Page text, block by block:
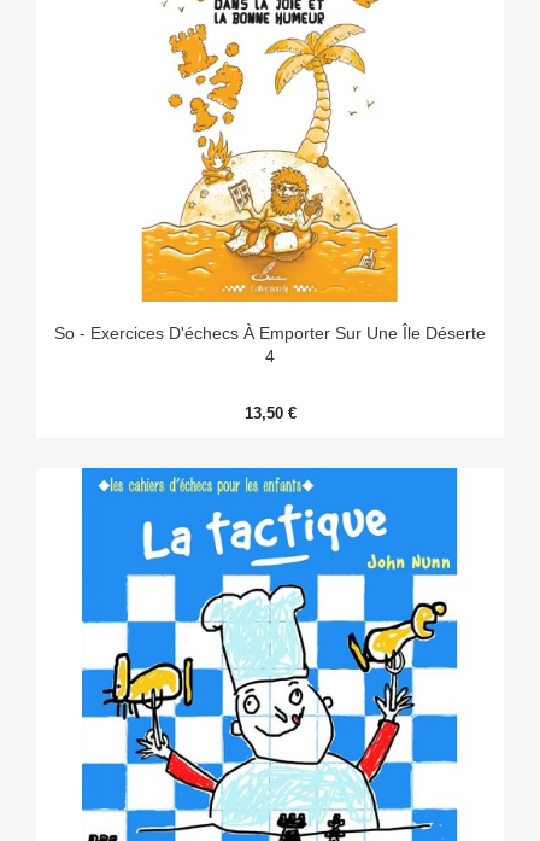
So - Exercices D'échecs À Emporter Sur Une Île Déserte
4
13,50 €